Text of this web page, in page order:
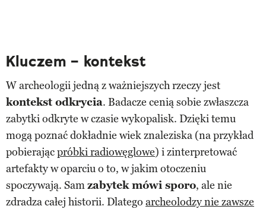
Kluczem – kontekst
W archeologii jedną z ważniejszych rzeczy jest
kontekst odkrycia. Badacze cenią sobie zwłaszcza
zabytki odkryte w czasie wykopalisk. Dzięki temu
mogą poznać dokładnie wiek znaleziska (na przykład
pobierającpróbki radiowęglowe) i zinterpretować
artefakty w oparciu o to, w jakim otoczeniu
spoczywają. Samzabytek mówi sporo, ale nie
zdradza całej historii. Dlatego archeolodzy nie zawsze